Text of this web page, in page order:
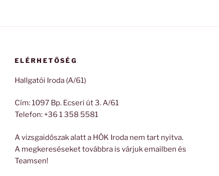
ELÉRHETŐSÉG
Hallgatói Iroda (A/61)
Cím: 1097 Bp. Ecseri út 3. A/61
Telefon: +36 1 358 5581
A vizsgaidőszak alatt a HÖK Iroda nem tart nyitva.
A megkereséseket továbbra is várjuk emailben és
Teamsen!